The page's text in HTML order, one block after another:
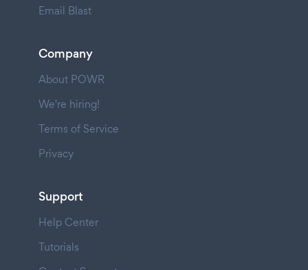
Email Blast
Company
About POWR
We're hiring!
Terms of Service
Privacy
Support
Help Center
Tutorials